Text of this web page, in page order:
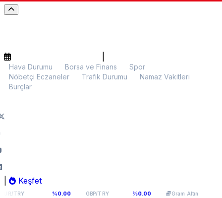
Hava Durumu Borsa ve Finans
Spor
Nöbetçi Eczaneler
Trafik Durumu
Namaz Vakitleri
Burçlar
Keşfet
%0.00 GBP/TRY 64,131 %0.00 Gram Altın 6.063,33 %0.18